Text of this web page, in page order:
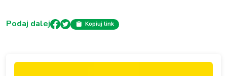
Podaj dalej Kopiuj link